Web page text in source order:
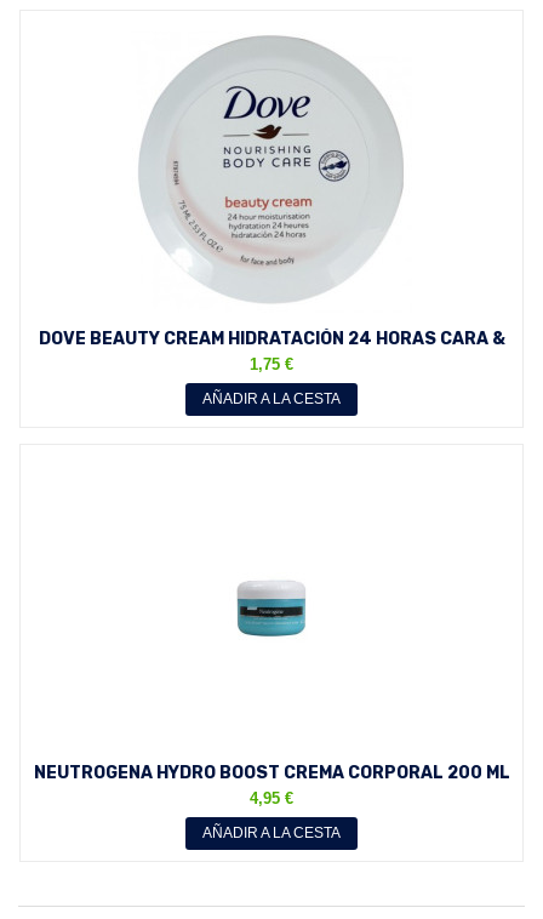
DOVE BEAUTY CREAM HIDRATACIÓN 24 HORAS CARA &
CUERPO 75 ML
1,75 €
AÑADIR A LA CESTA
NEUTROGENA HYDRO BOOST CREMA CORPORAL 200 ML
4,95 €
AÑADIR A LA CESTA